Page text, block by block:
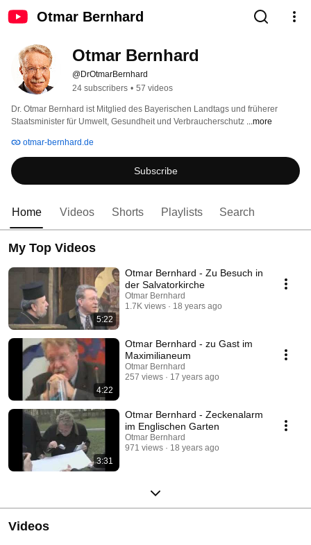
Otmar Bernhard
Otmar Bernhard
@DrOtmarBernhard
24 subscribers • 57 videos
Dr. Otmar Bernhard ist Mitglied des Bayerischen Landtags und früherer
Staatsminister für Umwelt, Gesundheit und Verbraucherschutz ...more
otmar-bernhard.de
Subscribe
Home Videos Shorts Playlists Search
My Top Videos
5:22
Otmar Bernhard - Zu Besuch in
der Salvatorkirche
Otmar Bernhard
1.7K views
18 years ago
4:22
Otmar Bernhard - zu Gast im
Maximilianeum
Otmar Bernhard
257 views
17 years ago
3:31
Otmar Bernhard - Zeckenalarm
im Englischen Garten
Otmar Bernhard
971 views
18 years ago
Videos